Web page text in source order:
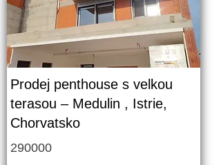
Prodej penthouse s velkou
terasou – Medulin , Istrie,
Chorvatsko
290000